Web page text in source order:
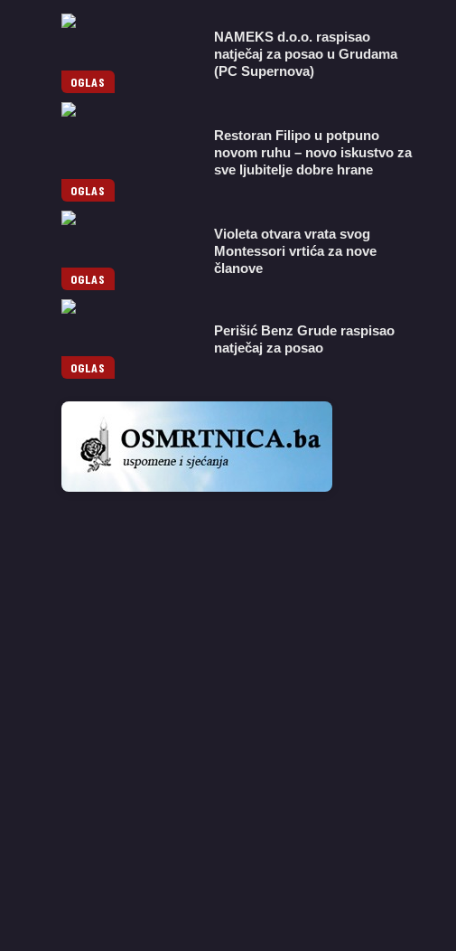
OGLAS
NAMEKS d.o.o. raspisao
natječaj za posao u Grudama
(PC Supernova)
OGLAS
Restoran Filipo u potpuno
novom ruhu – novo iskustvo za
sve ljubitelje dobre hrane
OGLAS
Violeta otvara vrata svog
Montessori vrtića za nove
članove
OGLAS
Perišić Benz Grude raspisao
natječaj za posao